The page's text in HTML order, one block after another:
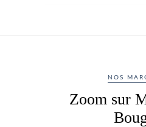
NOS
Zoom sur